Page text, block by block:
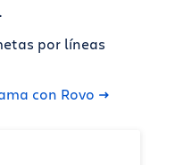
por líneas
con Rovo